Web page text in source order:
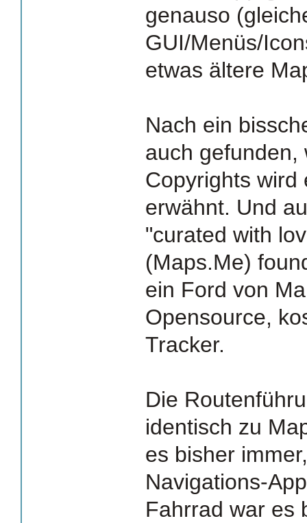
genauso
GUI/Menüs/
etwas ältere
Nach ein
auch gefunden,
Copyrights wird
erwähnt. Und
"curated with
(Maps.Me)
ein Ford von
Opensource,
Tracker.
Die
identisch zu
es bisher
Navigations-
Fahrrad war es